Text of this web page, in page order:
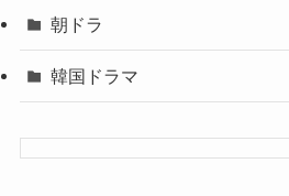
朝ドラ
韓国ドラマ